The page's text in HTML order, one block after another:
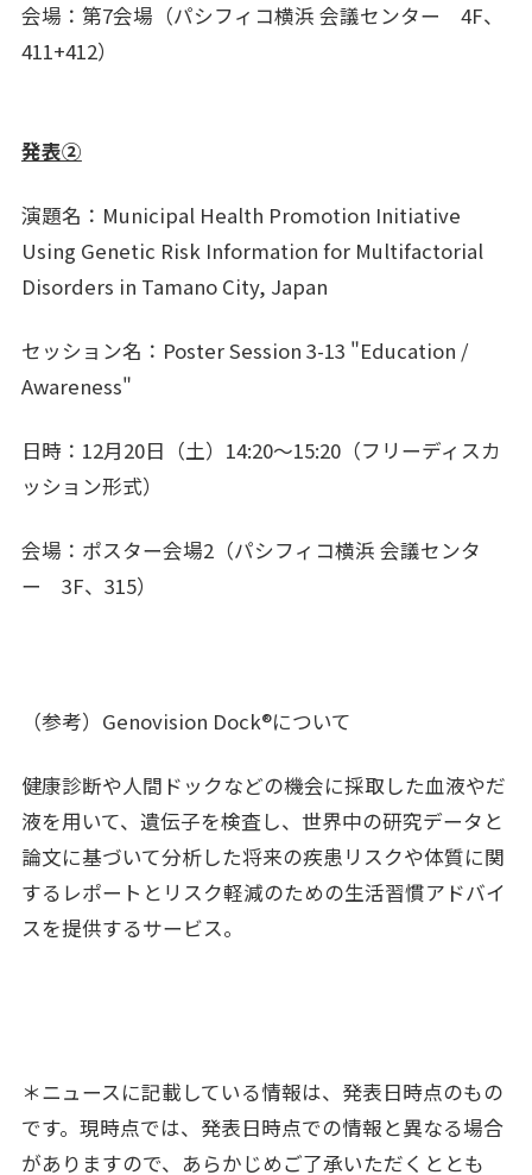
会場：第7会場（パシフィコ横浜 会議センター 4F、
411+412）
発表②
演題名：Municipal Health Promotion Initiative
Using Genetic Risk Information for Multifactorial
Disorders in Tamano City, Japan
セッション名：Poster Session 3-13 "Education /
Awareness"
日時：12月20日（土）14:20～15:20（フリーディスカ
ッション形式）
会場：ポスター会場2（パシフィコ横浜 会議センタ
ー 3F、315）
（参考）Genovision Dock®について
健康診断や人間ドックなどの機会に採取した血液やだ
液を用いて、遺伝子を検査し、世界中の研究データと
論文に基づいて分析した将来の疾患リスクや体質に関
するレポートとリスク軽減のための生活習慣アドバイ
スを提供するサービス。
＊ニュースに記載している情報は、発表日時点のもの
です。現時点では、発表日時点での情報と異なる場合
がありますので、あらかじめご了承いただくととも